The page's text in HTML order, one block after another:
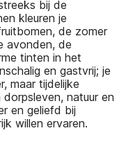
bij de
kleuren je
de zomer
avonden, de
tinten in het
en gastvrij; je
maar tijdelijke
natuur en
en geliefd bij
willen ervaren.